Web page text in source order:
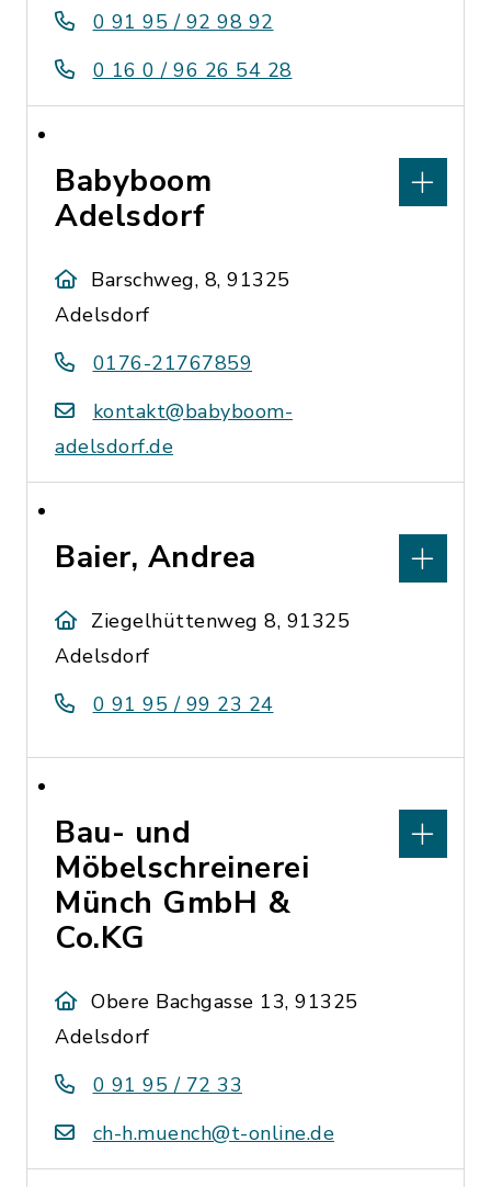
0 91 95 / 92 98 92
0 16 0 / 96 26 54 28
Babyboom
Adelsdorf
Barschweg, 8, 91325
Adelsdorf
0176-21767859
kontakt@babyboom-
adelsdorf.de
Baier, Andrea
Ziegelhüttenweg 8, 91325
Adelsdorf
0 91 95 / 99 23 24
Bau- und
Möbelschreinerei
Münch GmbH &
Co.KG
Obere Bachgasse 13, 91325
Adelsdorf
0 91 95 / 72 33
ch-h.muench@t-online.de